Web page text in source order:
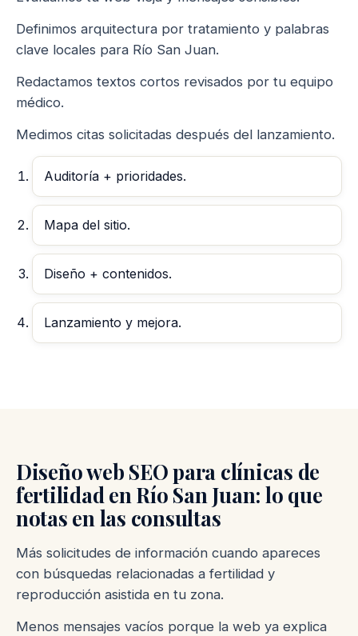
Definimos arquitectura por tratamiento y palabras
clave locales para Río San Juan.
Redactamos textos cortos revisados por tu equipo
médico.
Medimos citas solicitadas después del lanzamiento.
Auditoría + prioridades.
Mapa del sitio.
Diseño + contenidos.
Lanzamiento y mejora.
Diseño web SEO para clínicas de
fertilidad en Río San Juan: lo que
notas en las consultas
Más solicitudes de información cuando apareces
con búsquedas relacionadas a fertilidad y
reproducción asistida en tu zona.
Menos mensajes vacíos porque la web ya explica